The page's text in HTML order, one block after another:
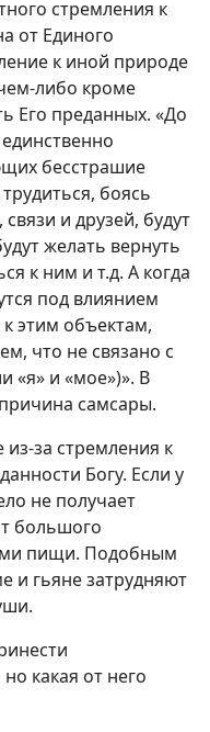
стремления к
от Единого
к иной природе
либо кроме
Его преданных. «До
бесстрашие
боясь
и друзей, будут
желать вернуть
к ним и т.д. А когда
под влиянием
этим объектам,
что не связано с
«я» и «мое»)». В
самсары.
за стремления к
Богу. Если у
не получает
большого
пищи. Подобным
и гьяне затрудняют
какая от него